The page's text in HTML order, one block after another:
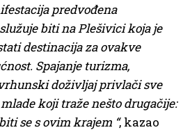
predvođena
biti na Plešivici koja je
destinacija za ovakve
Spajanje turizma,
doživljaj privlači sve
koji traže nešto drugačije:
se s ovim krajem “, kazao